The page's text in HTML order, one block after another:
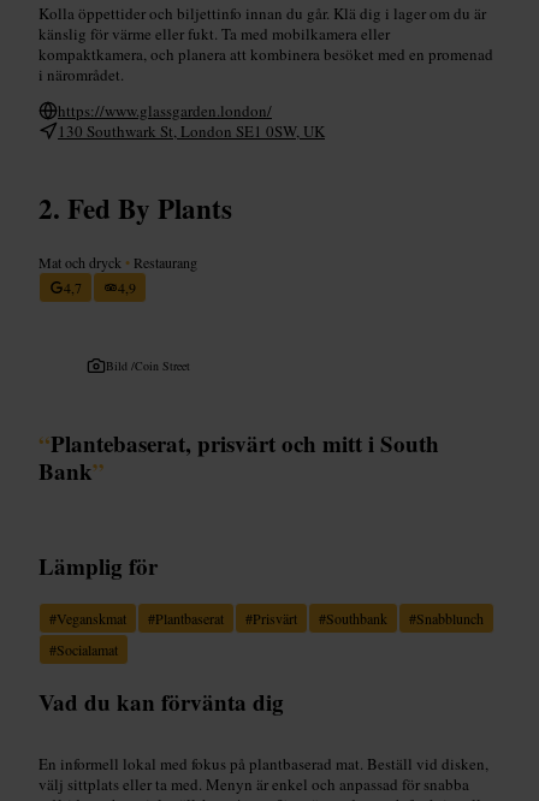
Kolla öppettider och biljettinfo innan du går. Klä dig i lager om du är
känslig för värme eller fukt. Ta med mobilkamera eller
kompaktkamera, och planera att kombinera besöket med en promenad
i närområdet.
https://www.glassgarden.london/
130 Southwark St, London SE1 0SW, UK
Fed By Plants
Mat och dryck • Restaurang
4,7
4,9
Bild /Coin Street
“Plantebaserat, prisvärt och mitt i South
Bank”
Lämplig för
#Veganskmat #Plantbaserat #Prisvärt #Southbank #Snabblunch
#Socialamat
Vad du kan förvänta dig
En informell lokal med fokus på plantbaserad mat. Beställ vid disken,
välj sittplats eller ta med. Menyn är enkel och anpassad för snabba